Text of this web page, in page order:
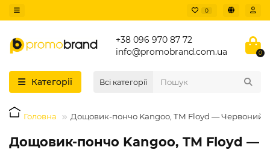
0
+38 096 970 87 72
info@promobrand.com.ua
0
Категорії Всі категорії
Головна Дощовик-пончо Kangoo, TM Floyd — Червоний
Дощовик-пончо Kangoo, TM Floyd —